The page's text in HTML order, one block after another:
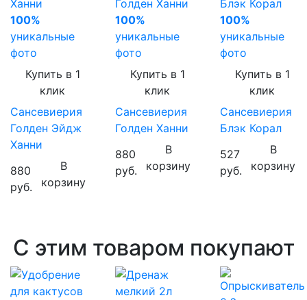
100%
уникальные
фото
Купить в 1
клик
Сансевиерия
Голден Эйдж
Ханни
880
руб.
В
корзину
100%
уникальные
фото
Купить в 1
клик
Сансевиерия
Голден Ханни
880
руб.
В
корзину
100%
уникальные
фото
Купить в 1
клик
Сансевиерия
Блэк Корал
527
руб.
В
корзину
С этим товаром покупают